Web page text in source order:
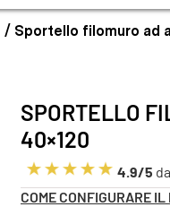
/ Sportello filomuro ad
SPORTELLO
40×120
4.9/5
COME CONFIGURARE IL